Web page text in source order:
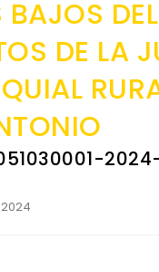
y
Contratación - PAC
Anual - POA
BAJOS
DE LA